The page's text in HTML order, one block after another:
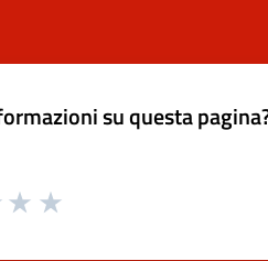
su questa